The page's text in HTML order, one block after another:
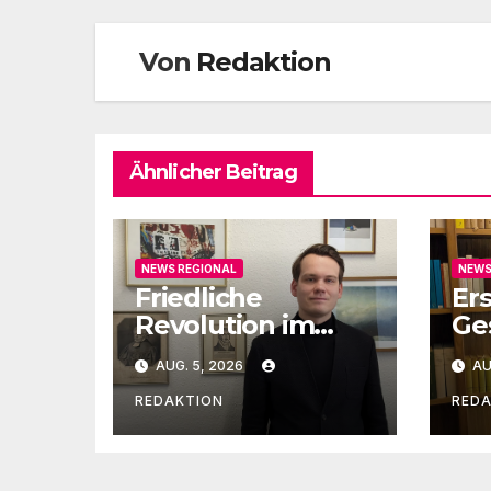
Von Redaktion
Ähnlicher Beitrag
NEWS REGIONAL
Friedliche
Revolution im
Kontext des
Bicentenaire 1789-
1989
AUG. 5, 2026
REDAKTION
im